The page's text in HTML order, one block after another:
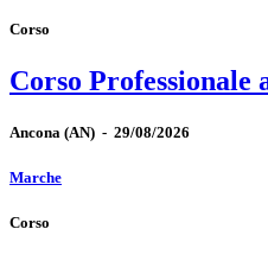
Corso
Corso
Ancona (AN) - 29/08/2026
Marche
Corso